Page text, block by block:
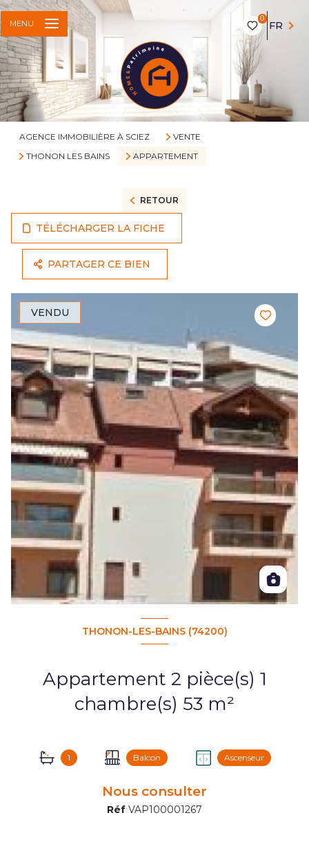
0
FR
MENU
AGENCE IMMOBILIÈRE À SCIEZ
VENTE
THONON LES BAINS
APPARTEMENT
RETOUR
TÉLÉCHARGER LA FICHE
PARTAGER CE BIEN
VENDU
THONON-LES-BAINS (74200)
Appartement 2 pièce(s) 1
chambre(s) 53 m²
1 Balcon Ascenseur
Nous consulter
Réf VAP100001267